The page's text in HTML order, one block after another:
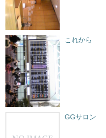
これから
GGサロン